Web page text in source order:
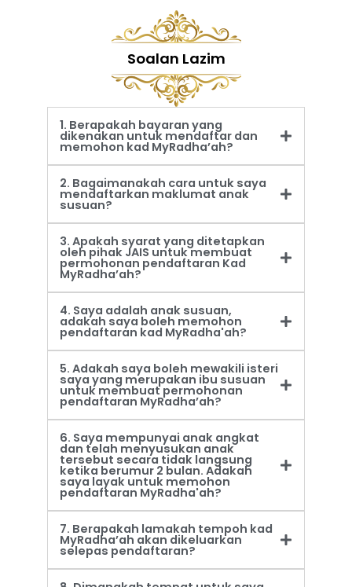
Soalan Lazim
1. Berapakah bayaran yang
dikenakan untuk mendaftar dan
memohon kad MyRadha’ah?
2. Bagaimanakah cara untuk saya
mendaftarkan maklumat anak
susuan?
3. Apakah syarat yang ditetapkan
oleh pihak JAIS untuk membuat
permohonan pendaftaran Kad
MyRadha’ah?
4. Saya adalah anak susuan,
adakah saya boleh memohon
pendaftaran kad MyRadha'ah?
5. Adakah saya boleh mewakili isteri
saya yang merupakan ibu susuan
untuk membuat permohonan
pendaftaran MyRadha’ah?
6. Saya mempunyai anak angkat
dan telah menyusukan anak
tersebut secara tidak langsung
ketika berumur 2 bulan. Adakah
saya layak untuk memohon
pendaftaran MyRadha'ah?
7. Berapakah lamakah tempoh kad
MyRadha’ah akan dikeluarkan
selepas pendaftaran?